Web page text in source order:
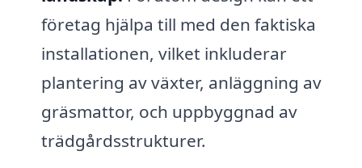
företag hjälpa till med den faktiska
installationen, vilket inkluderar
plantering av växter, anläggning av
gräsmattor, och uppbyggnad av
trädgårdsstrukturer.